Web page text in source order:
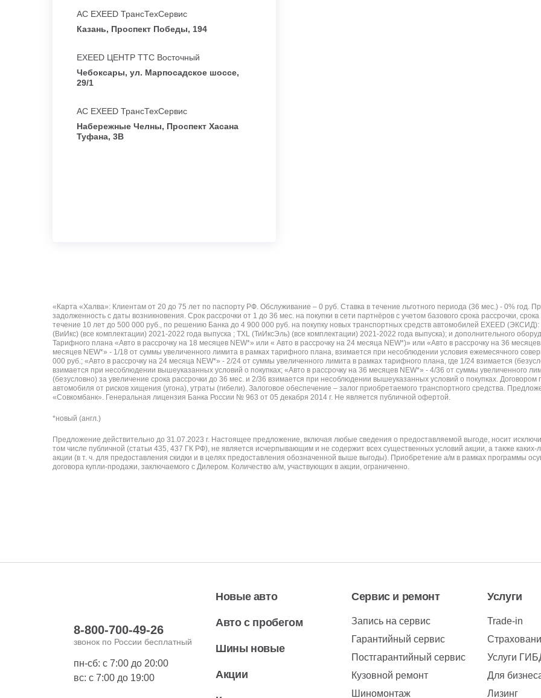
АС EXEED ТрансТехСервис
Казань, Проспект Победы, 194
EXEED ЦЕНТР ТТС Восточный
Чебоксары, ул. Марпосадское шоссе,
29/1
АС EXEED ТрансТехСервис
Набережные Челны, Проспект Хасана
Туфана, 3В
«Карта «Халва»: Клиентам от 20 до 75 лет по паспорту РФ. Обслуживание – 0 руб. Ставка в течение льготного периода (36 мес.) - 0% год.
задолженность с даты возникновения. Срок рассрочки от 1 до 36 мес. на покупки в сети партнёров с учетом базового срока рассрочки,
течение 10 лет до 500 000 руб., по решению Банка до 4 900 000 руб. на покупку новых транспортных средств автомобилей EXEED
(ВиИкс) (все комплектации) 2021-2022 года выпуска ; TXL (ТиИксЭль) (все комплектации) 2021-2022 года выпуска); и дополнительного
Тарифного плана «Авто в рассрочку на 18 месяцев NEW*» или « Авто в рассрочку на 24 месяца NEW*)» или «Авто в рассрочку на 36
месяцев NEW*» - 1/18 от суммы увеличенного лимита в рамках тарифного плана, взимается при несоблюдении условия ежемесячного
000 руб.; «Авто в рассрочку на 24 месяца NEW*» - 2/24 от суммы увеличенного лимита в рамках тарифного плана, где 1/24 взимается
взимается при несоблюдении вышеуказанных условий о покупках; «Авто в рассрочку на 36 месяцев NEW*» - 4/36 от суммы увеличенного
(безусловно) за увеличение срока рассрочки до 36 мес. и 2/36 взимается при несоблюдении вышеуказанных условий о покупках.
автомобиля от рисков хищения (угона), утраты (гибели). Залоговое обеспечение – залог приобретаемого транспортного средства.
«Совкомбанк». Генеральная лицензия Банка России № 963 от 05 декабря 2014 г. Не является публичной офертой.
*новый (англ.)
Предложение действительно до 31.07.2023 г. Настоящее предложение, включая любые сведения о предоставляемой выгоде, носит
том числе публичной (статьи 435, 437 ГК РФ), не является исчерпывающим и не содержит всех существенных условий акции, а также каких-
акции (в т. ч. для предоставления скидки и в целях предоставления обозначенной выше выгоды). Приобретение а/м в рамках программы
договора купли-продажи, заключаемого с Дилером. Количество а/м, участвующих в акции, ограниченно.
8-800-700-49-26
звонок по России бесплатный
пн-сб: с 7:00 до 20:00
вс: с 7:00 до 19:00
Новые авто
Авто с пробегом
Шины новые
Акции
Сервис и ремонт
Запись на сервис
Гарантийный сервис
Постгарантийный сервис
Кузовной ремонт
Шиномонтаж
Услуги
Trade-in
Услуги
Для
Лизинг